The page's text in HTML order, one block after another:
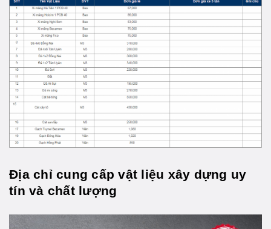
Địa chỉ cung cấp vật liệu xây dựng uy
tín và chất lượng